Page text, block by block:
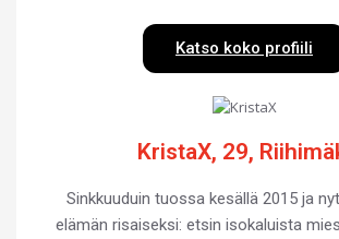
Katso koko profiili
KristaX, 29,
Sinkkuuduin tuossa kesällä 2015 ja
elämän risaiseksi: etsin isokaluista